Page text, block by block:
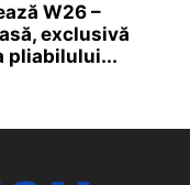
W26 –
exclusivă
pliabilului...